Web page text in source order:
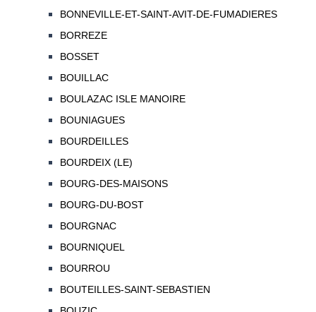
BONNEVILLE-ET-SAINT-AVIT-DE-FUMADIERES
BORREZE
BOSSET
BOUILLAC
BOULAZAC ISLE MANOIRE
BOUNIAGUES
BOURDEILLES
BOURDEIX (LE)
BOURG-DES-MAISONS
BOURG-DU-BOST
BOURGNAC
BOURNIQUEL
BOURROU
BOUTEILLES-SAINT-SEBASTIEN